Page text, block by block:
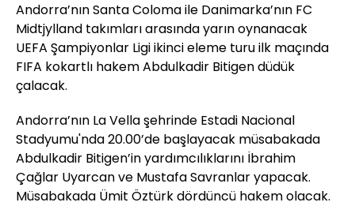
Andorra’nın Santa Coloma ile Danimarka’nın FC
Midtjylland takımları arasında yarın oynanacak
UEFA Şampiyonlar Ligi ikinci eleme turu ilk maçında
FIFA kokartlı hakem Abdulkadir Bitigen düdük
çalacak.
Andorra’nın La Vella şehrinde Estadi Nacional
Stadyumu'nda 20.00’de başlayacak müsabakada
Abdulkadir Bitigen’in yardımcılıklarını İbrahim
Çağlar Uyarcan ve Mustafa Savranlar yapacak.
Müsabakada Ümit Öztürk dördüncü hakem olacak.